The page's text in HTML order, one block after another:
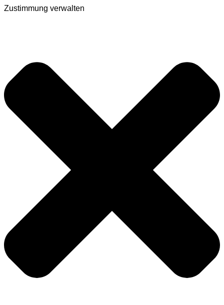
Zustimmung verwalten